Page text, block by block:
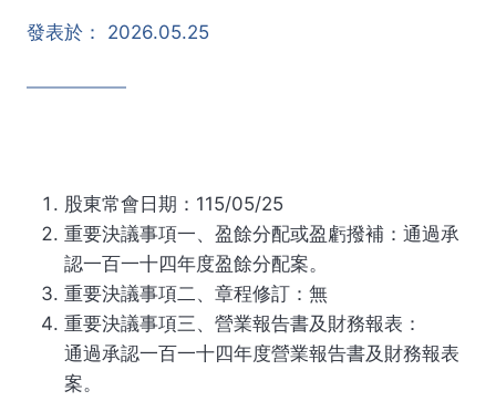
發表於： 2026.05.25
股東常會日期：115/05/25
重要決議事項一、盈餘分配或盈虧撥補：通過承
認一百一十四年度盈餘分配案。
重要決議事項二、章程修訂：無
重要決議事項三、營業報告書及財務報表：
通過承認一百一十四年度營業報告書及財務報表
案。